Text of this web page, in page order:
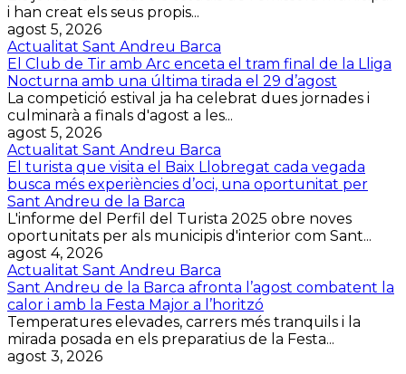
i han creat els seus propis...
agost 5, 2026
Actualitat Sant Andreu Barca
El Club de Tir amb Arc enceta el tram final de la Lliga
Nocturna amb una última tirada el 29 d’agost
La competició estival ja ha celebrat dues jornades i
culminarà a finals d'agost a les...
agost 5, 2026
Actualitat Sant Andreu Barca
El turista que visita el Baix Llobregat cada vegada
busca més experiències d’oci, una oportunitat per
Sant Andreu de la Barca
L'informe del Perfil del Turista 2025 obre noves
oportunitats per als municipis d'interior com Sant...
agost 4, 2026
Actualitat Sant Andreu Barca
Sant Andreu de la Barca afronta l’agost combatent la
calor i amb la Festa Major a l’horitzó
Temperatures elevades, carrers més tranquils i la
mirada posada en els preparatius de la Festa...
agost 3, 2026